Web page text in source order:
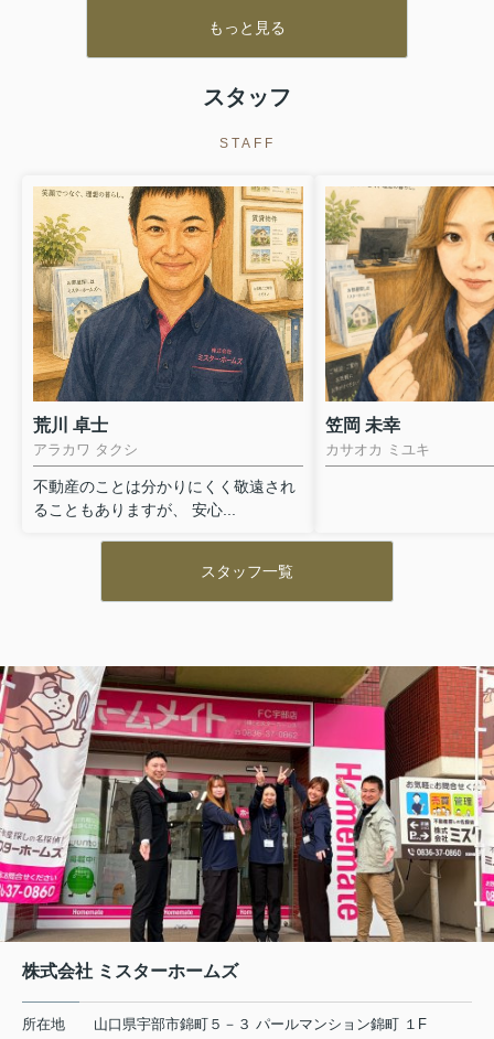
です。周辺には病院や金融機関などもあり、安心して生活してい
ただける環境です。-------------------------------------------------------------------
もっと見る
スタッフ
STAFF
荒川 卓士
アラカワ タクシ
不動産のことは分かりにくく敬遠され
ることもありますが、 安心...
笠岡 未幸
カサオカ ミユキ
スタッフ一覧
株式会社 ミスターホームズ
所在地 山口県宇部市錦町５－３ パールマンション錦町 １F